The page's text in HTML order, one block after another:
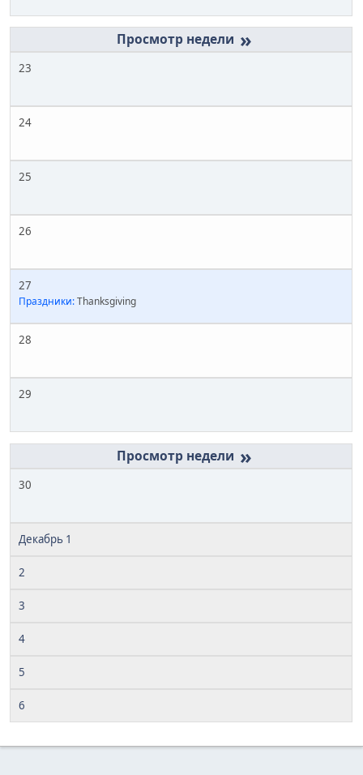
»
23
24
25
26
27
Праздники:Thanksgiving
28
29
»
30
Декабрь 1
2
3
4
5
6